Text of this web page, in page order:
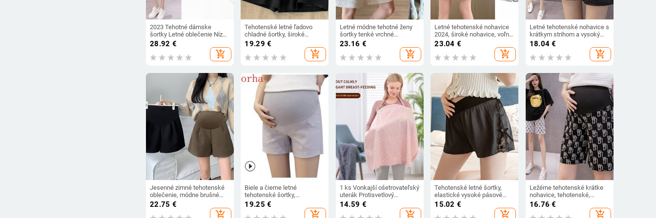
2023 Tehotné dámske
šortky Letné oblečenie Nízky
pás Denim Nové jarné voľné
28.92 €
add_shopping_cart
Tehotenské letné ľadovo
chladné šortky, široké
nohavice, voľné rovné
oblečenie pre tehotné ženy,
elastický pás, brucho,
tehotenské šortky 2024
19.29 €
add_shopping_cart
Letné módne tehotné ženy
šortky tenké vrchné
oblečenie bavlnené brušné
jednofarebné tehotenské
23.16 €
add_shopping_cart
Letné tehotenské nohavice
2024, široké nohavice, voľné
rovné, s elastickým pásom a
oblečenie pre tehotné ženy,
23.04 €
add_shopping_cart
Letné tehotenské nohavice s
krátkym strihom a vysokým
pásom, široké nohavice pre
tehotné ženy, empírové
šortky, voľné tehotenské
18.04 €
add_shopping_cart
Jesenné zimné tehotenské
oblečenie, módne brušné
šortky s vysokým pásom,
voľné tehotné ženy, čižmy,
22.75 €
add_shopping_cart
Biele a čierne letné
tehotenské šortky,
tehotenské oblečenie,
nohavice pre tehotné ženy,
19.25 €
add_shopping_cart
1 ks Vonkajší ošetrovateľský
uterák Protisvetlový
maskovací plášť
Multifunkčný kryt Cape
14.59 €
add_shopping_cart
Tehotenské letné šortky,
elastické vysoké pásové
fitness krátke tehotné
nohavice, mäkké brušné
15.02 €
add_shopping_cart
Ležérne tehotenské krátke
nohavice, tehotenské,
tehotné, kvetinové, letné, s
bruškom, džínsy Looe
16.76 €
add_shopping_cart